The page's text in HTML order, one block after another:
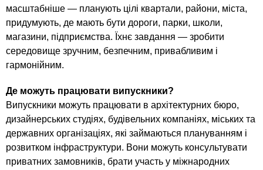
масштабніше — планують цілі квартали, райони, міста,
придумують, де мають бути дороги, парки, школи,
магазини, підприємства. Їхнє завдання — зробити
середовище зручним, безпечним, привабливим і
гармонійним.
Де можуть працювати випускники?
Випускники можуть працювати в архітектурних бюро,
дизайнерських студіях, будівельних компаніях, міських та
державних організаціях, які займаються плануванням і
розвитком інфраструктури. Вони можуть консультувати
приватних замовників, брати участь у міжнародних